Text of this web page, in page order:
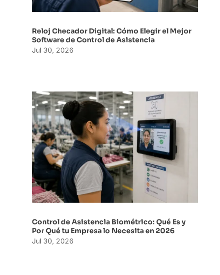
Reloj Checador Digital: Cómo Elegir el Mejor
Software de Control de Asistencia
Jul 30, 2026
Control de Asistencia Biométrico: Qué Es y
Por Qué tu Empresa lo Necesita en 2026
Jul 30, 2026